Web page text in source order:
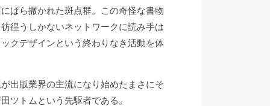
ばら撒かれた斑点群。この奇怪な書物
徨うしかないネットワークに読み手は
クデザインという終わりなき活動を体
出版業界の主流になり始めたまさにそ
ツトムという先駆者である。